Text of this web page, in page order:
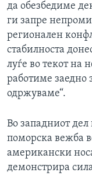
да обезбедиме
ги запре
регионален
стабилноста
луѓе во текот на
работиме заедно
одржуваме“.
Во западниот
поморска вежба
американски
демонстрира